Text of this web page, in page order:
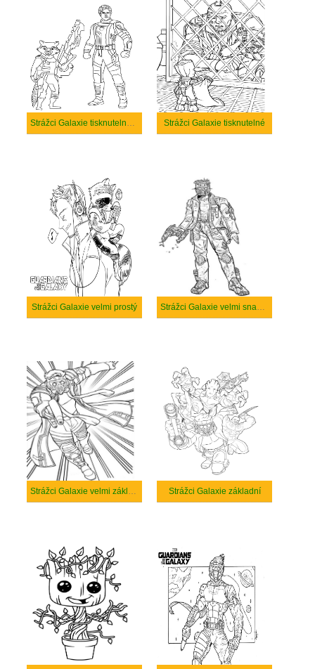
Strážci Galaxie tisknutelné pro děti Strážci Galaxie tisknutelné
Strážci Galaxie velmi prostý Strážci Galaxie velmi snadný
Strážci Galaxie velmi základní Strážci Galaxie základní